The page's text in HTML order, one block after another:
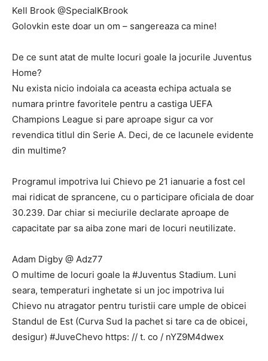
Kell Brook @SpecialKBrook
Golovkin este doar un om – sangereaza ca mine!
De ce sunt atat de multe locuri goale la jocurile Juventus
Home?
Nu exista nicio indoiala ca aceasta echipa actuala se
numara printre favoritele pentru a castiga UEFA
Champions League si pare aproape sigur ca vor
revendica titlul din Serie A. Deci, de ce lacunele evidente
din multime?
Programul impotriva lui Chievo pe 21 ianuarie a fost cel
mai ridicat de sprancene, cu o participare oficiala de doar
30.239. Dar chiar si meciurile declarate aproape de
capacitate par sa aiba zone mari de locuri neutilizate.
Adam Digby @ Adz77
O multime de locuri goale la #Juventus Stadium. Luni
seara, temperaturi inghetate si un joc impotriva lui
Chievo nu atragator pentru turistii care umple de obicei
Standul de Est (Curva Sud la pachet si tare ca de obicei,
desigur) #JuveChevo https: // t. co / nYZ9M4dwex